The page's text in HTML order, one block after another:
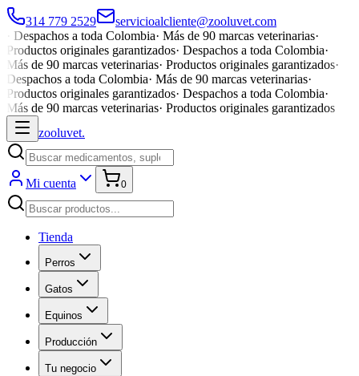
314 779 2529
servicioalcliente@zooluvet.com
Despachos a toda Colombia· Más de 90 marcas veterinarias·
Productos originales garantizados· Despachos a toda Colombia·
Más de 90 marcas veterinarias· Productos originales garantizados·
Despachos a toda Colombia· Más de 90 marcas veterinarias·
Productos originales garantizados· Despachos a toda Colombia·
Más de 90 marcas veterinarias· Productos originales garantizados
zooluvet.
Mi cuenta 0
Tienda
Perros
Gatos
Equinos
Producción
Tu negocio